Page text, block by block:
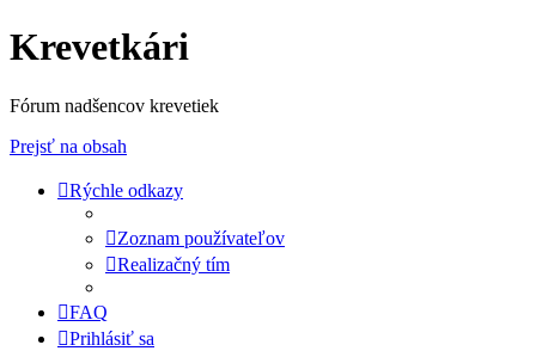
Krevetkári
Fórum nadšencov krevetiek
Prejsť na obsah
Rýchle odkazy
Zoznam používateľov
Realizačný tím
FAQ
Prihlásiť sa